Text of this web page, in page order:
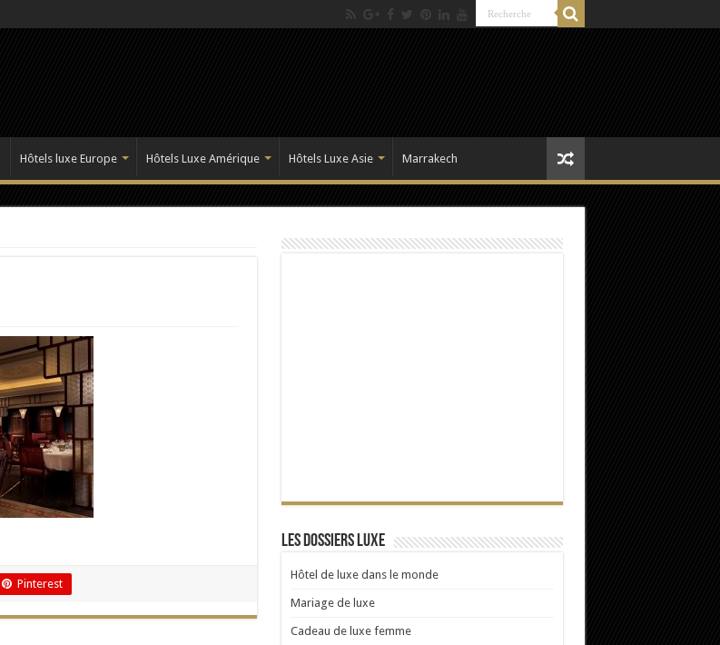
Hôtels luxe Europe Hôtels Luxe Amérique Hôtels Luxe Asie Marrakech
Pinterest
Les dossiers Luxe
Hôtel de luxe dans le monde
Mariage de luxe
Cadeau de luxe femme